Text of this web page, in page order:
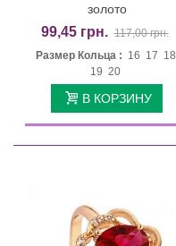
золото
99,45 грн. 117,00 грн.
Размер Кольца : 16 17 18
19 20
В КОРЗИНУ